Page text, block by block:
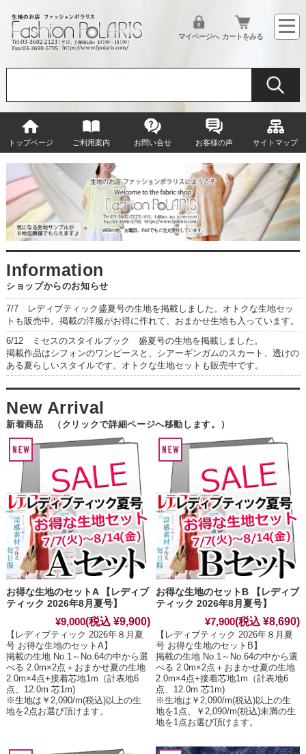
マイページへ カートをみる
トップページ ご利用案内 お問い合せ お客様の声 サイトマップ
ショップからのお知らせ
7/7 レディブティック盛夏号の生地を掲載しました。オトクな生地セッ
トも販売中。掲載の洋服がお得に作れて、おまかせ生地も入っています。
6/12 ミセスのスタイルブック 盛夏号の生地を掲載しました。
掲載作品はシフォンのワンピースと、シアーギンガムのスカート、透けの
ある夏らしいスタイルです。オトクな生地セットも販売中です。
新着商品 （クリックで詳細ページへ移動します。）
お得な生地のセットA 【レディブ
ティック 2026年8月夏号】
¥9,000(税込 ¥9,900)
【レディブティック 2026年８月夏
号 お得な生地のセットA】
掲載の生地 No.1～No.64の中から選
べる 2.0m×2点＋おまかせ夏の生地
2.0m×4点+接着芯地1m（計表地6
点、12.0m 芯1m)
※生地は￥2,090/m(税込)以上の生
地を2点お選び頂けます。
お得な生地のセットB 【レディブ
ティック 2026年8月夏号】
¥7,900(税込 ¥8,690)
【レディブティック 2026年８月夏
号 お得な生地のセットB】
掲載の生地 No.1～No.64の中から選
べる 2.0m×2点＋おまかせ夏の生地
2.0m×4点+接着芯地1m（計表地6
点、12.0m 芯1m)
※生地は￥2,090/m(税込)以上の生
地を1点、￥2,090/m(税込)未満の生
地を1点お選び頂けます。